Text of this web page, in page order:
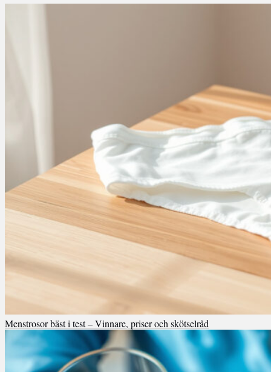
Menstrosor bäst i test – Vinnare, priser och skötselråd